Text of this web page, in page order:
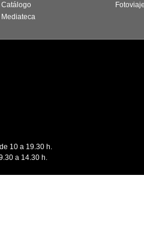
Catálogo
Mediateca
10 a 19.30 h.
a 14.30 h.